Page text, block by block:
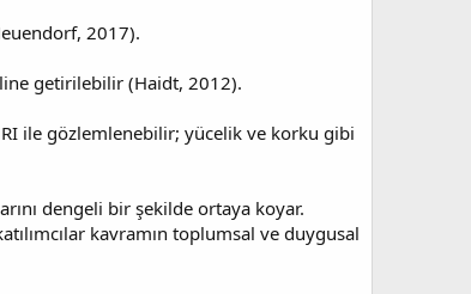
2017).
getirilebilir (Haidt, 2012).
ile gözlemlenebilir; yücelik ve korku gibi
dengeli bir şekilde ortaya koyar.
kavramın toplumsal ve duygusal